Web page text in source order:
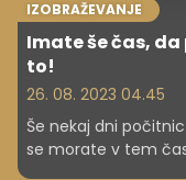
IZOBRAŽEVANJE
Imate še čas,
to!
26. 08. 2023 04.45
Še nekaj dni
se morate v tem